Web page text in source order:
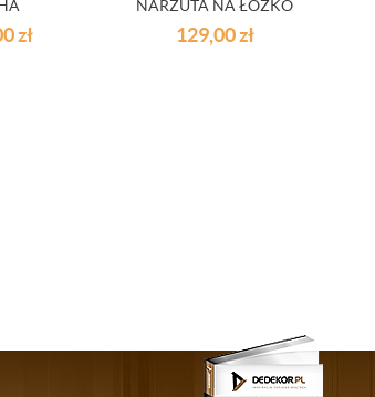
zł
NARZUTA NA ŁÓŻKO
180X220
129,00zł